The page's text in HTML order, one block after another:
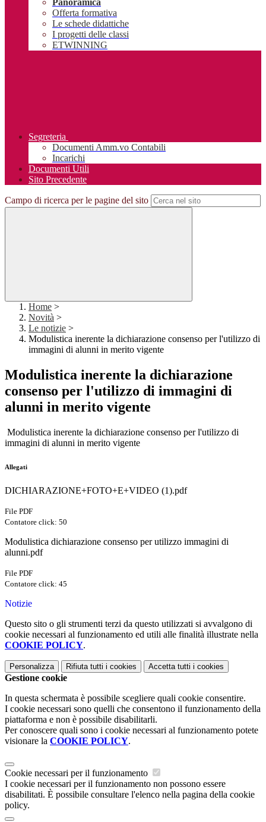
Panoramica
Offerta formativa
Le schede didattiche
I progetti delle classi
ETWINNING
Segreteria
Documenti Amm.vo Contabili
Incarichi
Documenti Utili
Sito Precedente
Campo di ricerca per le pagine del sito
Home >
Novità >
Le notizie >
Modulistica inerente la dichiarazione consenso per l'utilizzo di
immagini di alunni in merito vigente
Modulistica inerente la dichiarazione
consenso per l'utilizzo di immagini di
alunni in merito vigente
Modulistica inerente la dichiarazione consenso per l'utilizzo di
immagini di alunni in merito vigente
Allegati
DICHIARAZIONE+FOTO+E+VIDEO (1).pdf
File PDF
Contatore click: 50
Modulistica dichiarazione consenso per utilizzo immagini di
alunni.pdf
File PDF
Contatore click: 45
Notizie
Questo sito o gli strumenti terzi da questo utilizzati si avvalgono di
cookie necessari al funzionamento ed utili alle finalità illustrate nella
COOKIE POLICY.
Personalizza Rifiuta tutti i cookies Accetta tutti i cookies
Gestione cookie
In questa schermata è possibile scegliere quali cookie consentire.
I cookie necessari sono quelli che consentono il funzionamento della
piattaforma e non è possibile disabilitarli.
Per conoscere quali sono i cookie necessari al funzionamento potete
visionare la COOKIE POLICY.
Cookie necessari per il funzionamento
I cookie necessari per il funzionamento non possono essere
disabilitati. È possibile consultare l'elenco nella pagina della cookie
policy.